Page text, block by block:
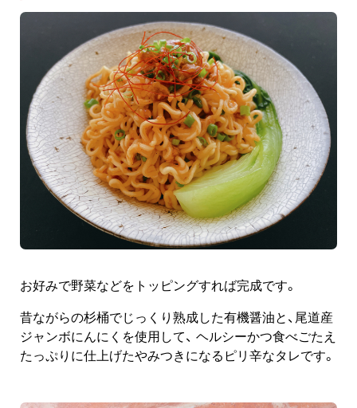
お好みで野菜などをトッピングすれば完成です。
昔ながらの杉桶でじっくり熟成した有機醤油と、尾道産
ジャンボにんにくを使用して、 ヘルシーかつ食べごたえ
たっぷりに仕上げたやみつきになるピリ辛なタレです。